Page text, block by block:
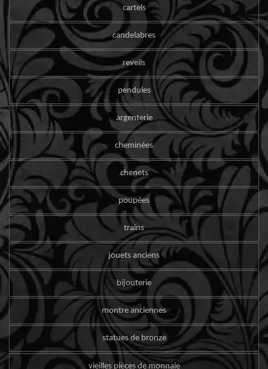
cartels
candelabres
reveils
pendules
argenterie
cheminées
chenets
poupées
trains
jouets anciens
bijouterie
montre anciennes
statues de bronze
vieilles pièces de monnaie